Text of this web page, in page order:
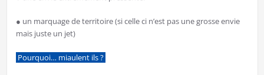
● un marquage de territoire (si celle ci n’est pas une grosse envie
mais juste un jet)
Pourquoi… miaulent ils ?